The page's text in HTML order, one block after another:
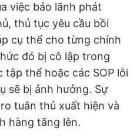
việc bảo lãnh phát
thủ tục yêu cầu bồi
cụ thể cho từng chính
đó bị cô lập trong
thể hoặc các SOP lỗi
sẽ bị ảnh hưởng. Sự
tuân thủ xuất hiện và
hàng tăng lên.